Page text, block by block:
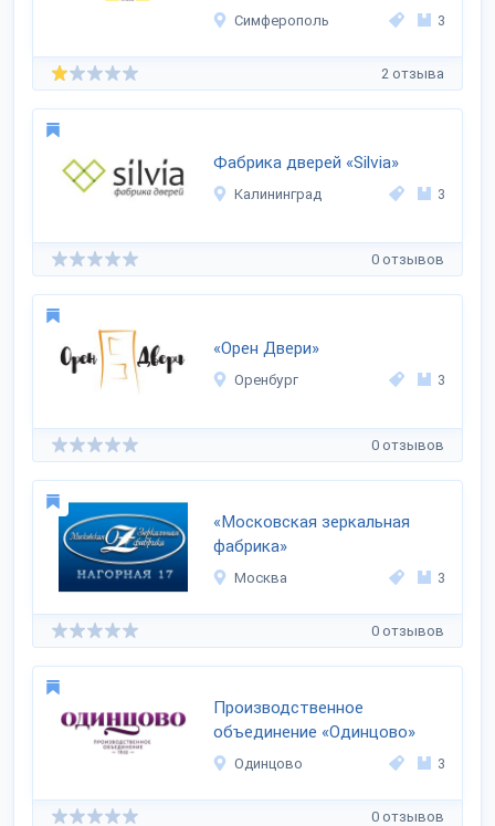
Симферополь 3
2 отзыва
Фабрика дверей «Silvia»
Калининград 3
0 отзывов
«Орен Двери»
Оренбург 3
0 отзывов
«Московская зеркальная
фабрика»
Москва 3
0 отзывов
Производственное
объединение «Одинцово»
Одинцово 3
0 отзывов